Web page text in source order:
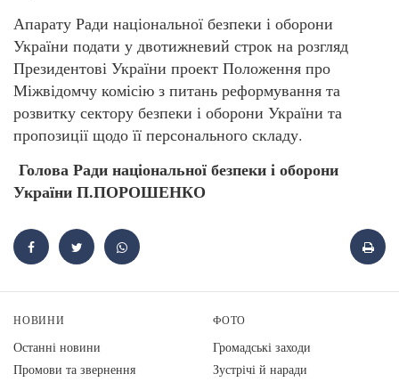
Апарату Ради національної безпеки і оборони
України подати у двотижневий строк на розгляд
Президентові України проект Положення про
Міжвідомчу комісію з питань реформування та
розвитку сектору безпеки і оборони України та
пропозиції щодо її персонального складу.
Голова Ради національної безпеки і оборони
України П.ПОРОШЕНКО
НОВИНИ
Останні новини
Промови та звернення
ФОТО
Громадські заходи
Зустрічі й наради